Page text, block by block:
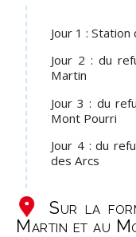
Jour 1 :
Jour 2 : du
Martin
Jour 3 : du
Mont Pourri
Jour 4 : du
des Arcs
Sur la
Martin et au